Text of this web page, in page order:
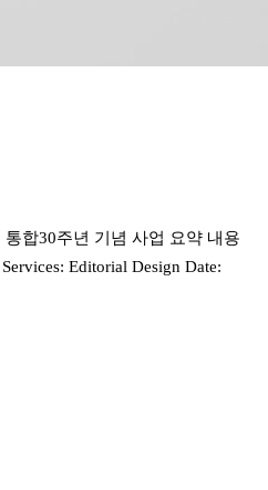
합30주년 기념 사업 요약 내용
Editorial Design Date: